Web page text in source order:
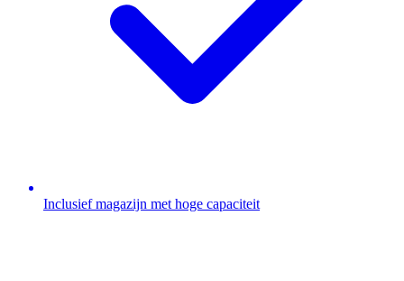
Inclusief magazijn met hoge capaciteit